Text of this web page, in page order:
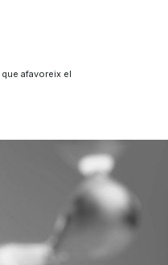
afavoreix el